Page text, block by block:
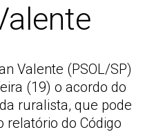
Valente (PSOL/SP)
(19) o acordo do
ruralista, que pode
relatório do Código